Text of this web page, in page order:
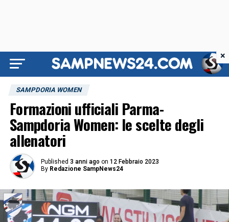
SAMPDORIA WOMEN
Formazioni ufficiali Parma-
Sampdoria Women: le scelte degli
allenatori
Published 3 anni ago on 12 Febbraio 2023
By Redazione SampNews24
×